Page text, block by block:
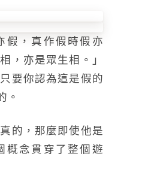
假，真作假時假亦
，亦是眾生相。」
要你認為這是假的
。
的，那麼即使他是
概念貫穿了整個遊